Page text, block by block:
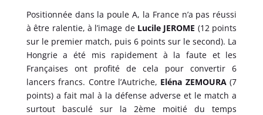
Positionnée dans la poule A, la France n’a pas réussi
à être ralentie, à l’image de Lucile JEROME (12 points
sur le premier match, puis 6 points sur le second). La
Hongrie a été mis rapidement à la faute et les
Françaises ont profité de cela pour convertir 6
lancers francs. Contre l’Autriche, Eléna ZEMOURA(7
points) a fait mal à la défense adverse et le match a
surtout basculé sur la 2ème moitié du temps